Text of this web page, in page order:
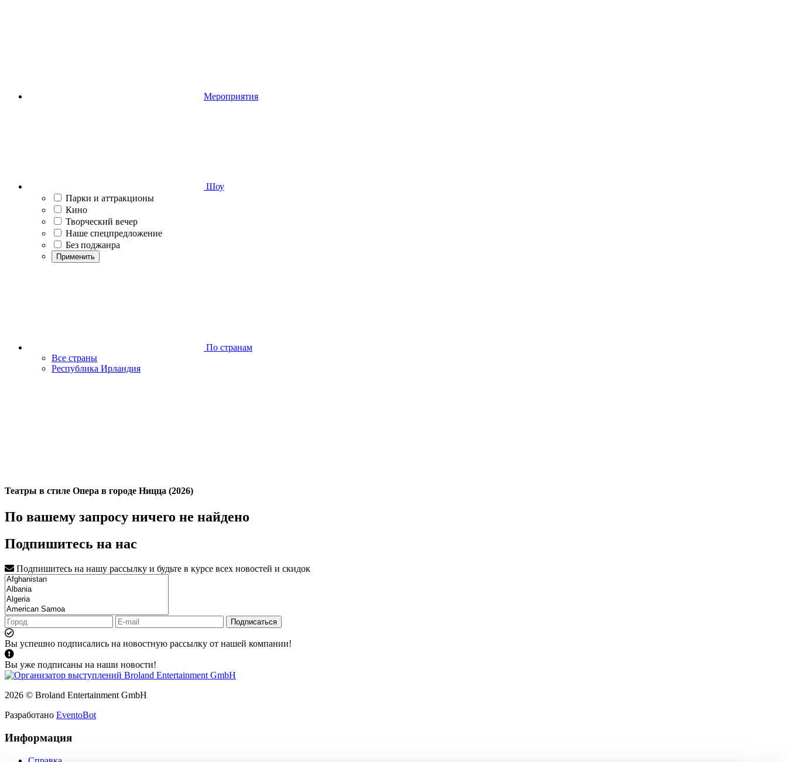
Мероприятия
Шоу
Парки и аттракционы
Кино
Творческий вечер
Наше спецпредложение
Без поджанра
Применить
По странам
Все страны
Республика Ирландия
Театры в стиле Опера в городе Ницца (2026)
По вашему запросу ничего не найдено
Подпишитесь на нас
Подпишитесь на нашу рассылку и будьте в курсе всех новостей и скидок
Подписаться
Вы успешно подписались на новостную рассылку от нашей компании!
Вы уже подписаны на наши новости!
2026 © Broland Entertainment GmbH
Разработано EventoBot
Информация